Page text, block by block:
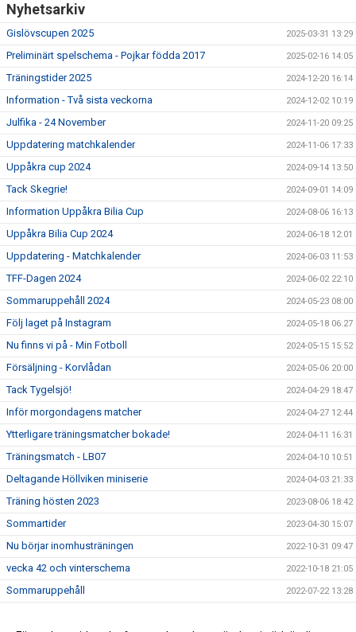
Nyhetsarkiv
Gislövscupen 2025 2025-03-31 13:29
Preliminärt spelschema - Pojkar födda 2017 2025-02-16 14:05
Träningstider 2025 2024-12-20 16:14
Information - Två sista veckorna 2024-12-02 10:19
Julfika - 24 November 2024-11-20 09:25
Uppdatering matchkalender 2024-11-06 17:33
Uppåkra cup 2024 2024-09-14 13:50
Tack Skegrie! 2024-09-01 14:09
Information Uppåkra Bilia Cup 2024-08-06 16:13
Uppåkra Bilia Cup 2024 2024-06-18 12:01
Uppdatering - Matchkalender 2024-06-03 11:53
TFF-Dagen 2024 2024-06-02 22:10
Sommaruppehåll 2024 2024-05-23 08:00
Följ laget på Instagram 2024-05-18 06:27
Nu finns vi på - Min Fotboll 2024-05-15 15:52
Försäljning - Korvlådan 2024-05-06 20:00
Tack Tygelsjö! 2024-04-29 18:47
Inför morgondagens matcher 2024-04-27 12:44
Ytterligare träningsmatcher bokade! 2024-04-11 16:31
Träningsmatch - LB07 2024-04-10 10:51
Deltagande Höllviken miniserie 2024-04-03 21:33
Träning hösten 2023 2023-08-06 18:42
Sommartider 2023-04-30 15:07
Nu börjar inomhusträningen 2022-10-31 09:47
vecka 42 och vinterschema 2022-10-18 21:05
Sommaruppehåll 2022-07-22 13:28